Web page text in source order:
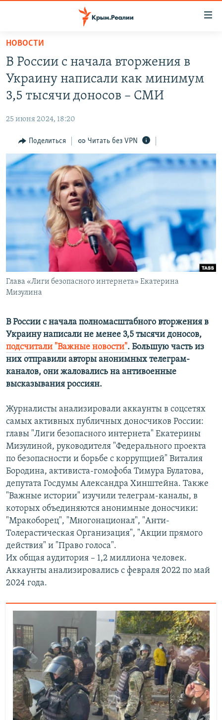
Вернуться
основному
содержанию
Вернутся
главной
Вернутся
поиску
11 ЛЕТ ОККУПАЦИИ КРЫМА. 11 ИСТОРИЙ СОПРОТИВЛЕНИЯ
ВОДА
ЕЩЕ
ИНТЕРАКТИВ
ИНФОГРАФИКА
ТЕЛЕПРОЕКТ КРЫМ.РЕАЛИИ
СОВЕТЫ ПРАВОЗАЩИТНИКОВ
ПРОПАВШИЕ БЕЗ ВЕСТИ
ПОБЕДИТЕЛЕЙ НЕ СУДЯТ?
КРЫМ.НЕПОКОРЕННЫЙ
УКРАИНСКАЯ ПРОБЛЕМА КРЫМА
РАДІО СВОБОДА
КАК ОБОЙТИ БЛОКИРОВКУ
Українською
Qırımtatar
ПРИСОЕДИНЯЙТЕСЬ!
Все сайты RFE/RL
НОВОСТИ
В России с начала вторжения в
Украину написали как минимум
3,5 тысячи доносов – СМИ
25 июня 2024, 18:20
Поделиться Читать без VPN
Глава «Лиги безопасного интернета» Екатерина
Мизулина
В России с начала полномасштабного вторжения в
Украину написали не менее 3,5 тысячи доносов,
подсчитали "Важные новости". Большую часть из
них отправили авторы анонимных телеграм-
каналов, они жаловались на антивоенные
высказывания россиян.
Журналисты анализировали аккаунты в соцсетях
самых активных публичных доносчиков России:
главы "Лиги безопасного интернета" Екатерины
Мизулиной, руководителя "Федерального проекта
по безопасности и борьбе с коррупцией" Виталия
Бородина, активиста-гомофоба Тимура Булатова,
депутата Госдумы Александра Хинштейна. Также
"Важные истории" изучили телеграм-каналы, в
которых объединяются анонимные доносчики:
"Мракоборец", "Многонационал", "Анти-
Толерастическая Организация", "Акции прямого
действия" и "Право голоса".
Их общая аудитория – 1,2 миллиона человек.
Аккаунты анализировались с февраля 2022 по май
2024 года.